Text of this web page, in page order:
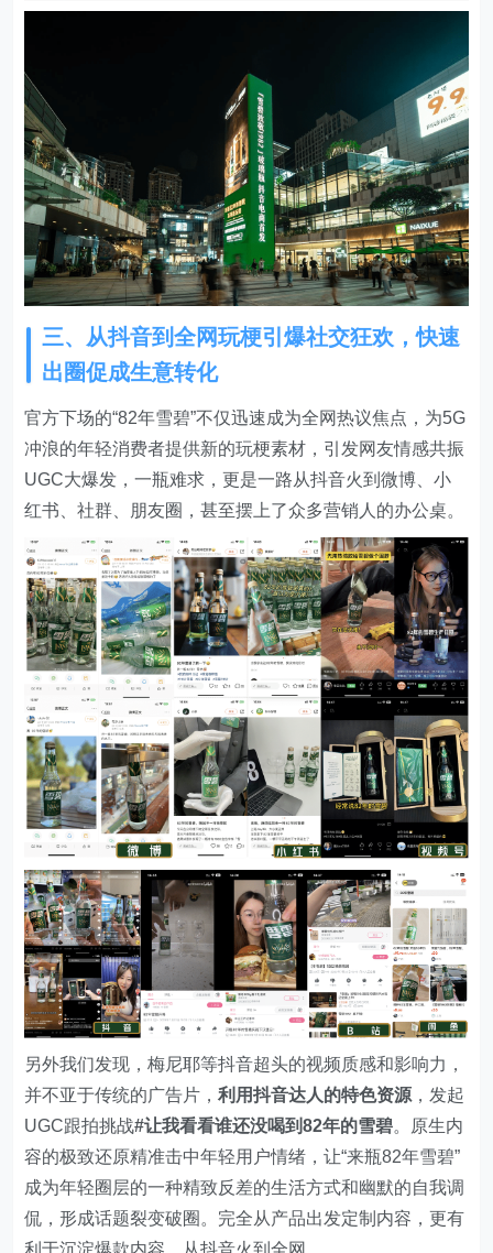
三、从抖音到全网玩梗引爆社交狂欢，快速
出圈促成生意转化
官方下场的“82年雪碧”不仅迅速成为全网热议焦点，为5G
冲浪的年轻消费者提供新的玩梗素材，引发网友情感共振
UGC大爆发，一瓶难求，更是一路从抖音火到微博、小
红书、社群、朋友圈，甚至摆上了众多营销人的办公桌。
另外我们发现，梅尼耶等抖音超头的视频质感和影响力，
并不亚于传统的广告片，利用抖音达人的特色资源 ，发起
UGC跟拍挑战#让我看看谁还没喝到82年的雪碧。原生内
容的极致还原精准击中年轻用户情绪，让“来瓶82年雪碧”
成为年轻圈层的一种精致反差的生活方式和幽默的自我调
侃，形成话题裂变破圈。完全从产品出发定制内容，更有
利于沉淀爆款内容，从抖音火到全网。